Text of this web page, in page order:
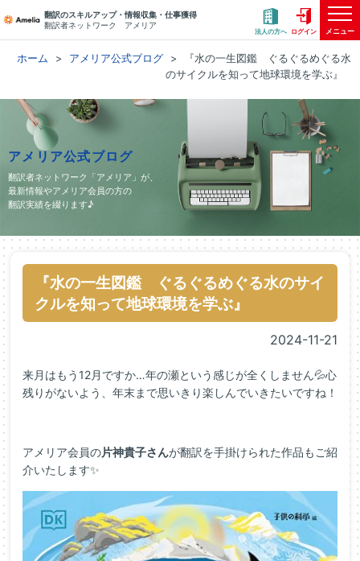
翻訳のスキルアップ・情報収集・仕事獲得
翻訳者ネットワーク アメリア
法人の方へ ログイン メニュー
ホーム アメリア公式ブログ
『水の一生図鑑 ぐるぐるめぐる水
のサイクルを知って地球環境を学ぶ』
アメリア公式ブログ
翻訳者ネットワーク「アメリア」が、
最新情報やアメリア会員の方の
翻訳実績を綴ります♪
『水の一生図鑑 ぐるぐるめぐる水のサイ
クルを知って地球環境を学ぶ』
2024-11-21
来月はもう12月ですか…年の瀬という感じが全くしません💦心
残りがないよう、年末まで思いきり楽しんでいきたいですね！
アメリア会員の片神貴子さんが翻訳を手掛けられた作品もご紹
介いたします✨